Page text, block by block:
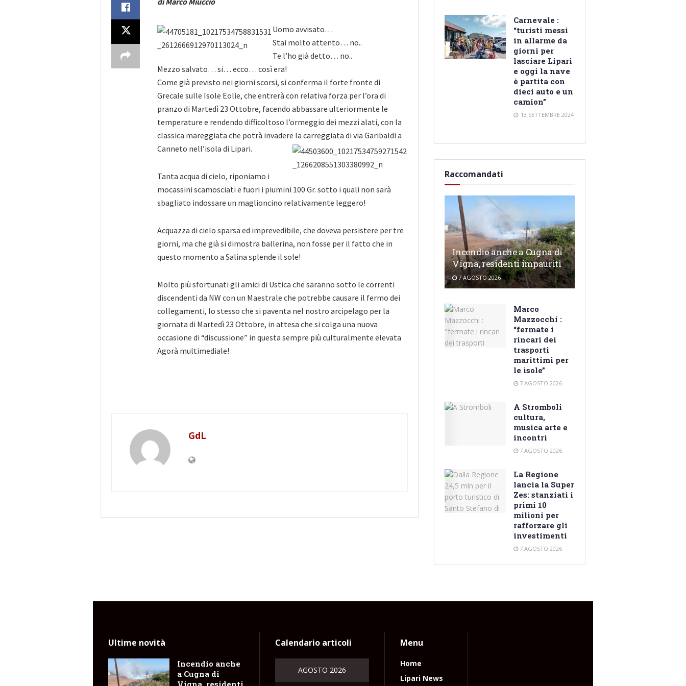
Uomo avvisato…
Stai molto attento… no..
Te l’ho già detto… no..
Mezzo salvato… si… ecco… così era!
Come già previsto nei giorni scorsi, si conferma il forte fronte di
Grecale sulle Isole Eolie, che entrerà con relativa forza per l’ora di
pranzo di Martedì 23 Ottobre, facendo abbassare ulteriormente le
temperature e rendendo difficoltoso l’ormeggio dei mezzi alati, con la
classica mareggiata che potrà invadere la carreggiata di via Garibaldi a
Canneto nell’isola di Lipari.
Tanta acqua di cielo, riponiamo i
mocassini scamosciati e fuori i piumini 100 Gr. sotto i quali non sarà
sbagliato indossare un maglioncino relativamente leggero!
Acquazza di cielo sparsa ed imprevedibile, che doveva persistere per tre
giorni, ma che già si dimostra ballerina, non fosse per il fatto che in
questo momento a Salina splende il sole!
Molto più sfortunati gli amici di Ustica che saranno sotto le correnti
discendenti da NW con un Maestrale che potrebbe causare il fermo dei
collegamenti, lo stesso che si paventa nel nostro arcipelago per la
giornata di Martedì 23 Ottobre, in attesa che si colga una nuova
occasione di “discussione” in questa sempre più culturalmente elevata
Agorà multimediale!
GdL
Carnevale :
“turisti messi
in allarme da
giorni per
lasciare Lipari
e oggi la nave
è partita con
dieci auto e un
camion”
13 SETTEMBRE 2024
Raccomandati
Incendio anche a Cugna di
Vigna, residenti impauriti
7 AGOSTO 2026
Marco
Mazzocchi :
“fermate i
rincari dei
trasporti
marittimi per
le isole”
7 AGOSTO 2026
A Stromboli
cultura,
musica arte e
incontri
7 AGOSTO 2026
La Regione
lancia la Super
Zes: stanziati i
primi 10
milioni per
rafforzare gli
investimenti
7 AGOSTO 2026
Ultime novità
Incendio anche
a Cugna di
Calendario articoli
AGOSTO 2026
Menu
Home
Lipari News